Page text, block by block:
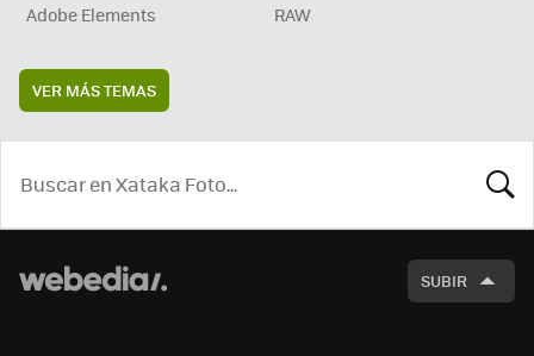
Adobe Elements
RAW
VER MÁS TEMAS
SUBIR